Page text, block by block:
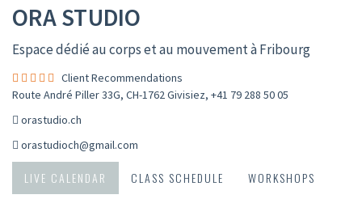
ORA STUDIO
Espace dédié au corps et au mouvement à Fribourg
Client Recommendations
Route André Piller 33G, CH-1762 Givisiez, +41 79 288 50 05
orastudio.ch
orastudioch@gmail.com
LIVE CALENDAR CLASS SCHEDULE
WORKSHOPS